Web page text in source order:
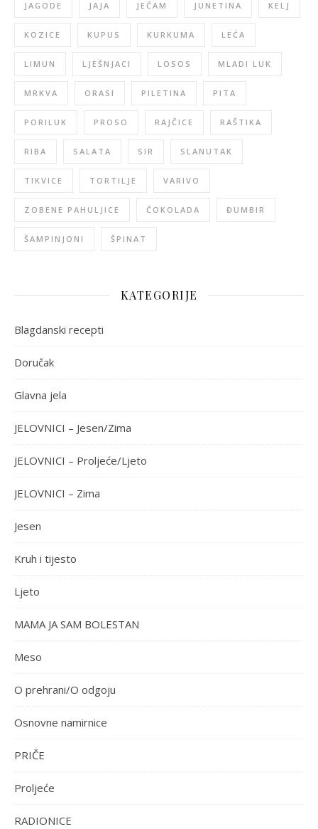
JAGODE JAJA JEČAM JUNETINA KELJ
KOZICE KUPUS KURKUMA LEĆA
LIMUN LJEŠNJACI LOSOS MLADI LUK
MRKVA ORASI PILETINA PITA
PORILUK PROSO RAJČICE RAŠTIKA
RIBA SALATA SIR SLANUTAK
TIKVICE TORTILJE VARIVO
ZOBENE PAHULJICE ČOKOLADA ĐUMBIR
ŠAMPINJONI ŠPINAT
KATEGORIJE
Blagdanski recepti
Doručak
Glavna jela
JELOVNICI – Jesen/Zima
JELOVNICI – Proljeće/Ljeto
JELOVNICI – Zima
Jesen
Kruh i tijesto
Ljeto
MAMA JA SAM BOLESTAN
Meso
O prehrani/O odgoju
Osnovne namirnice
PRIČE
Proljeće
RADIONICE